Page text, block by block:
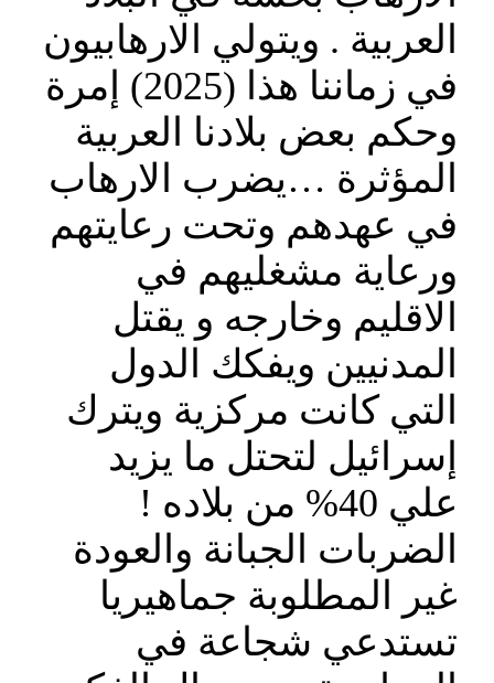
العربية . ويتولي الارهابيون
في زماننا هذا (2025) إمرة
وحكم بعض بلادنا العربية
المؤثرة …يضرب الارهاب
في عهدهم وتحت رعايتهم
ورعاية مشغليهم في
الاقليم وخارجه و يقتل
المدنيين ويفكك الدول
التي كانت مركزية ويترك
إسرائيل لتحتل ما يزيد
علي 40% من بلاده !
الضربات الجبانة والعودة
غير المطلوبة جماهيريا
تستدعي شجاعة في